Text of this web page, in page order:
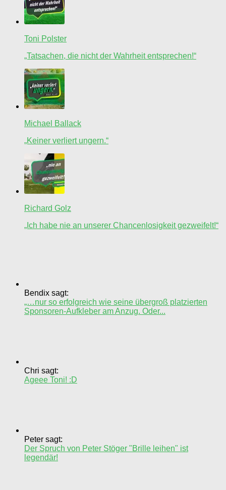
Toni Polster
„Tatsachen, die nicht der Wahrheit entsprechen!“
Michael Ballack
„Keiner verliert ungern.“
Richard Golz
„Ich habe nie an unserer Chancenlosigkeit gezweifelt!“
Bendix sagt:
„…nur so erfolgreich wie seine übergroß platzierten
Sponsoren-Aufkleber am Anzug. Oder...
Chri sagt:
Ageee Toni! :D
Peter sagt:
Der Spruch von Peter Stöger "Brille leihen" ist
legendär!